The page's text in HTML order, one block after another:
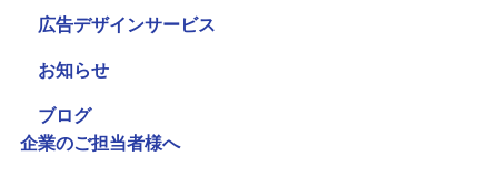
広告デザインサービス
お知らせ
ブログ
企業のご担当者様へ